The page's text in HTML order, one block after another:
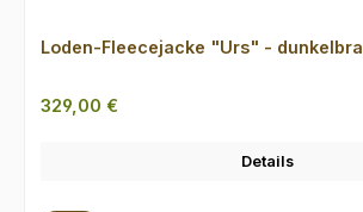
Loden-Fleecejacke "Urs" -
Regulärer Preis:
329,00 €
Details